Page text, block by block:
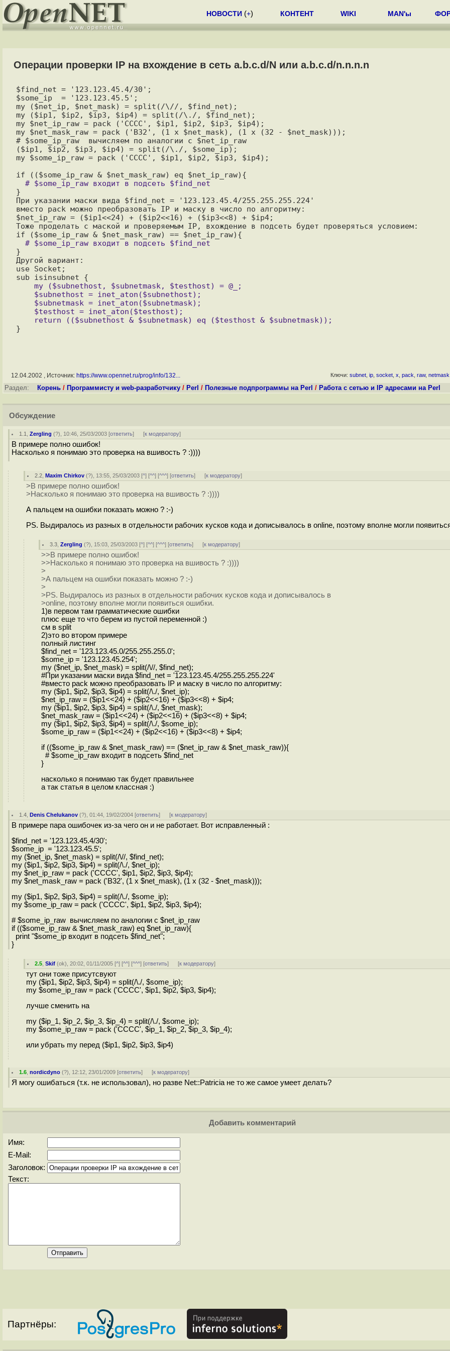
НОВОСТИ (+) КОНТЕНТ WIKI MAN'ы
Операции проверки IP на вхождение в сеть a.b.c.d/N или a.b.c.d/n.n.n.n
$find_net = '123.123.45.4/30';
$some_ip  = '123.123.45.5';
my ($net_ip, $net_mask) = split(/\//, $find_net);
my ($ip1, $ip2, $ip3, $ip4) = split(/\./, $find_net);
my $net_ip_raw = pack ('CCCC', $ip1, $ip2, $ip3, $ip4);
my $net_mask_raw = pack ('B32', (1 x $net_mask), (1 x (32 - $net_mask)));
# $some_ip_raw  вычисляем по аналогии с $net_ip_raw
($ip1, $ip2, $ip3, $ip4) = split(/\./, $some_ip);
my $some_ip_raw = pack ('CCCC', $ip1, $ip2, $ip3, $ip4);
}
При указании маски вида $find_net = '123.123.45.4/255.255.255.224'
вместо pack можно преобразовать IP и маску в число по алгоритму:
$net_ip_raw = ($ip1<<24) + ($ip2<<16) + ($ip3<<8) + $ip4;
Тоже проделать с маской и проверяемым IP, вхождение в подсеть будет проверяться условием:
}
Другой вариант:
use Socket;
12.04.2002 , Источник: https://www.opennet.ru/prog/info/132... Ключи: subnet ip socket x pack raw, netmask
Раздел: Корень / Программисту и web-разработчику / Perl / Полезные подпрограммы на Perl / Работа с сетью и IP адресами на Perl
Обсуждение
1.1 ,Zergling (?), 10:46, 25/03/2003 [ответить] [к модератору]
В примере полно ошибок!
Насколько я понимаю это проверка на вшивость ? :))))
2.2 ,Maxim Chirkov (?), 13:55, 25/03/2003 [^] [^^] [^^^] [ответить] [к модератору]
>В примере полно ошибок!
>Насколько я понимаю это проверка на вшивость ? :))))
А пальцем на ошибки показать можно ? :-)
PS. Выдиралось из разных в отдельности рабочих кусков кода и дописывалось в online, поэтому вполне могли
3.3 ,Zergling (?), 15:03, 25/03/2003 [^] [^^] [^^^] [ответить] [к модератору]
>>В примере полно ошибок!
>>Насколько я понимаю это проверка на вшивость ? :))))
>
>А пальцем на ошибки показать можно ? :-)
>
>PS. Выдиралось из разных в отдельности рабочих кусков кода и дописывалось в
>online, поэтому вполне могли появиться ошибки.
1)в первом там грамматические ошибки
плюс еще то что берем из пустой переменной :)
см в split
2)это во втором примере
полный листинг
$find_net = '123.123.45.0/255.255.255.0';
$some_ip = '123.123.45.254';
my ($net_ip, $net_mask) = split(/\//, $find_net);
#При указании маски вида $find_net = '123.123.45.4/255.255.255.224'
#вместо pack можно преобразовать IP и маску в число по алгоритму:
my ($ip1, $ip2, $ip3, $ip4) = split(/\./, $net_ip);
$net_ip_raw = ($ip1<<24) + ($ip2<<16) + ($ip3<<8) + $ip4;
my ($ip1, $ip2, $ip3, $ip4) = split(/\./, $net_mask);
$net_mask_raw = ($ip1<<24) + ($ip2<<16) + ($ip3<<8) + $ip4;
my ($ip1, $ip2, $ip3, $ip4) = split(/\./, $some_ip);
$some_ip_raw = ($ip1<<24) + ($ip2<<16) + ($ip3<<8) + $ip4;
if (($some_ip_raw & $net_mask_raw) == ($net_ip_raw & $net_mask_raw)){
# $some_ip_raw входит в подсеть $find_net
}
насколько я понимаю так будет правильнее
а так статья в целом классная :)
1.4 ,Denis Chelukanov (?), 01:44, 19/02/2004 [ответить] [к модератору]
В примере пара ошибочек из-за чего он и не работает. Вот исправленный :
$find_net = '123.123.45.4/30';
$some_ip = '123.123.45.5';
my ($net_ip, $net_mask) = split(/\//, $find_net);
my ($ip1, $ip2, $ip3, $ip4) = split(/\./, $net_ip);
my $net_ip_raw = pack ('CCCC', $ip1, $ip2, $ip3, $ip4);
my $net_mask_raw = pack ('B32', (1 x $net_mask), (1 x (32 - $net_mask)));
my ($ip1, $ip2, $ip3, $ip4) = split(/\./, $some_ip);
my $some_ip_raw = pack ('CCCC', $ip1, $ip2, $ip3, $ip4);
# $some_ip_raw вычисляем по аналогии с $net_ip_raw
if (($some_ip_raw & $net_mask_raw) eq $net_ip_raw){
print "$some_ip входит в подсеть $find_net";
}
2.5 ,Skif (ok), 20:02, 01/11/2005 [^] [^^] [^^^] [ответить] [к модератору]
тут они тоже присутсвуют
my ($ip1, $ip2, $ip3, $ip4) = split(/\./, $some_ip);
my $some_ip_raw = pack ('CCCC', $ip1, $ip2, $ip3, $ip4);
лучше сменить на
my ($ip_1, $ip_2, $ip_3, $ip_4) = split(/\./, $some_ip);
my $some_ip_raw = pack ('CCCC', $ip_1, $ip_2, $ip_3, $ip_4);
или убрать my перед ($ip1, $ip2, $ip3, $ip4)
1.6 ,nordicdyno (?), 12:12, 23/01/2009 [ответить] [к модератору]
Я могу ошибаться (т.к. не использовал), но разве Net::Patricia не то же самое умеет делать?
Добавить комментарий
Имя:
E-Mail:
Заголовок:
Текст:
Партнёры: